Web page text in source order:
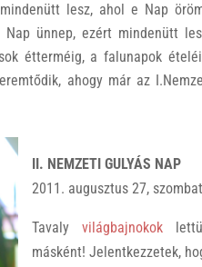
lesz, ahol e Nap
Nap ünnep, ezért mindenütt
étterméig, a falunapok
ahogy már az
II. NEMZETI GULYÁS NAP
2011. augusztus 27,
Tavalyvilágbajnokok
másként! Jelentkezzetek,